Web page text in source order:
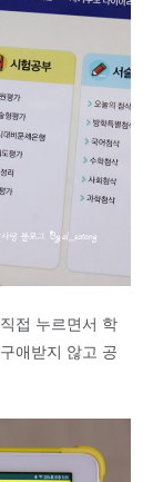
접 누르면서 학
애받지 않고 공